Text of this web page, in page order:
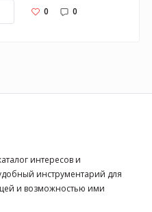
0 0
интересов и
инструментарий для
и возможностью ими